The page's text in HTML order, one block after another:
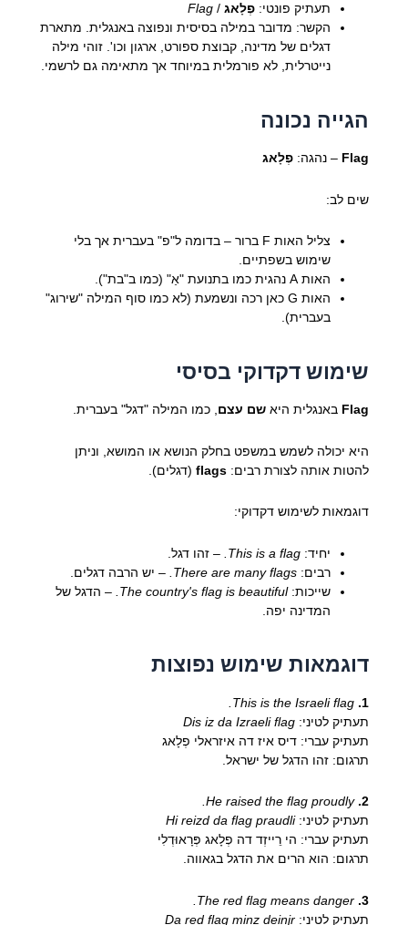
תעתיק פונטי: פְלָאג/
Flag
הקשר: מדובר במילה בסיסית ונפוצה באנגלית. מתארת
דגלים של מדינה, קבוצת ספורט, ארגון וכו'. זוהי מילה
נייטרלית, לא פורמלית במיוחד אך מתאימה גם לרשמי.
הגייה נכונה
Flag – נהגה: פְלָאג
שים לב:
צליל האות F ברור – בדומה ל"פ" בעברית אך בלי
שימוש בשפתיים.
האות A נהגית כמו בתנועת "אַ" (כמו ב"בת").
האות G כאן רכה ונשמעת (לא כמו סוף המילה "שירוג"
בעברית).
שימוש דקדוקי בסיסי
Flag באנגלית היא שם עצם, כמו המילה "דגל" בעברית.
היא יכולה לשמש במשפט בחלק הנושא או המושא, וניתן
להטות אותה לצורת רבים: flags(דגלים).
דוגמאות לשימוש דקדוקי:
יחיד: This is a flag. – זהו דגל.
רבים: There are many flags. – יש הרבה דגלים.
שייכות:The country's flag is beautiful. – הדגל של
המדינה יפה.
דוגמאות שימוש נפוצות
1.
This is the Israeli flag.
תעתיק לטיני: Dis iz da Izraeli flag
תעתיק עברי: דיס איז דה איזראלי פְלָאג
תרגום: זהו הדגל של ישראל.
2.
He raised the flag proudly.
תעתיק לטיני:Hi reizd da flag praudli
תעתיק עברי: הי רֵייזְד דה פְלָאג פְּרָאוּדְלִי
תרגום: הוא הרים את הדגל בגאווה.
3.
The red flag means danger.
תעתיק לטיני: Da red flag minz deinjr